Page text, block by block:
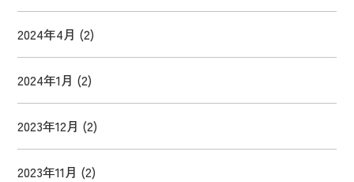
2024年4月 (2)
2024年1月 (2)
2023年12月 (2)
2023年11月 (2)